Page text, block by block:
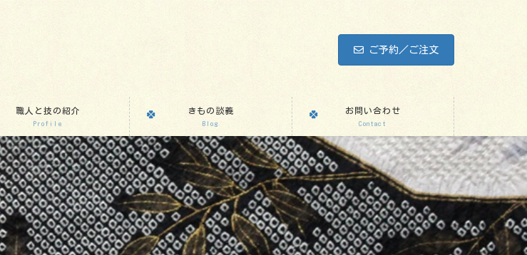
ご予約／ご注文
職人と技の紹介
Profile
きもの談義
Blog
お問い合わせ
Contact